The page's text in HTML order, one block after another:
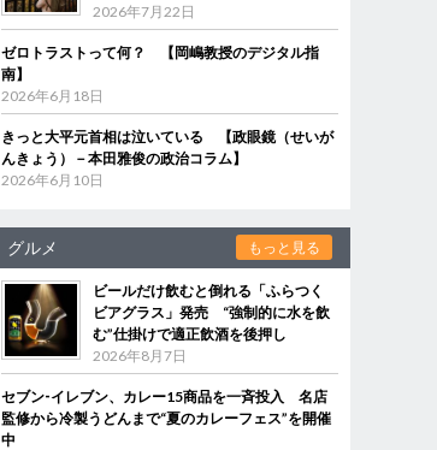
2026年7月22日
ゼロトラストって何？ 【岡嶋教授のデジタル指
南】
2026年6月18日
きっと大平元首相は泣いている 【政眼鏡（せいが
んきょう）－本田雅俊の政治コラム】
2026年6月10日
グルメ もっと見る
ビールだけ飲むと倒れる「ふらつく
ビアグラス」発売 “強制的に水を飲
む”仕掛けで適正飲酒を後押し
2026年8月7日
セブン‐イレブン、カレー15商品を一斉投入 名店
監修から冷製うどんまで“夏のカレーフェス”を開催
中